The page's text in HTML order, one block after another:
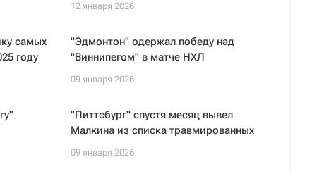
12 января 2026
самых
году
"Эдмонтон" одержал победу над
"Виннипегом" в матче НХЛ
09 января 2026
"Питтсбург" спустя месяц вывел
Малкина из списка травмированных
09 января 2026